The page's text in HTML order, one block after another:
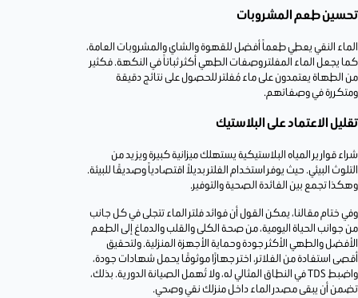
تحسين طعم المشروبات
الماء النقي يعطي طعماً أفضل للقهوة والشاي والمشروبات العامة،
كما يجعل الماء المفلتر وصفات الطهي أكثر ثباتاً في النكهة. فكثير
من الطهاة يعتمدون على ماء مُفلتر للحصول على نتائج دقيقة
ومتكررة في وصفاتهم.
تقليل الاعتماد على البلاستيك
شراء قوارير المياه البلاستيكية يستهلك ميزانية كبيرة ويزيد من
التلوث البيئي. حيث يوفر استخدام الفلتر بديلاً اقتصادياً وصديقًا للبيئة.
وهكذا تجمع بين الفائدة الصحية والتوفير.
وفي ختام مقالنا، يمكن القول أن فوائد فلتر الماء تتجلى في كل جانب
من جوانب الحياة اليومية، من صحة الكلى والقلب والدماغ إلى الطعم
الأفضل والطهي الأكثر جودة وحماية الأجهزة المنزلية. ولتحقيق
أقصى استفادة من الفلاتر، اختر جهازًا موثوقًا يحمل شهادات جودة،
واضبط TDS في النطاق المثالي له، ولا تُهمل الصيانة الدورية. بذلك،
تضمن أن يبقى مصدر الماء داخل منزلك نقي وصحي.